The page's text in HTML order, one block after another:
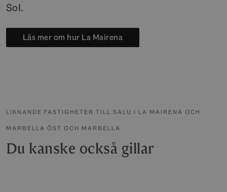
Sol.
Läs mer om hur La Mairena
LIKNANDE FASTIGHETER TILL SALU I LA MAIRENA OCH
MARBELLA ÖST OCH MARBELLA
Du kanske också gillar